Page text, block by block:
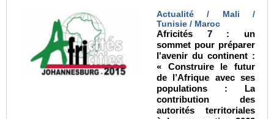
Actualité / Mali /
Tunisie / Maroc
Africités 7 : un
sommet pour préparer
l'avenir du continent :
« Construire le futur
de l’Afrique avec ses
populations : La
contribution des
autorités territoriales